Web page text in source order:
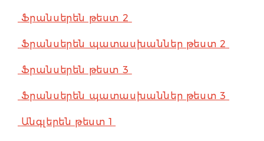
Ֆրանսերեն թեստ 2
Ֆրանսերեն պատասխաններ թեստ 2
Ֆրանսերեն թեստ 3
Ֆրանսերեն պատասխաններ թեստ 3
Անգլերեն թեստ 1